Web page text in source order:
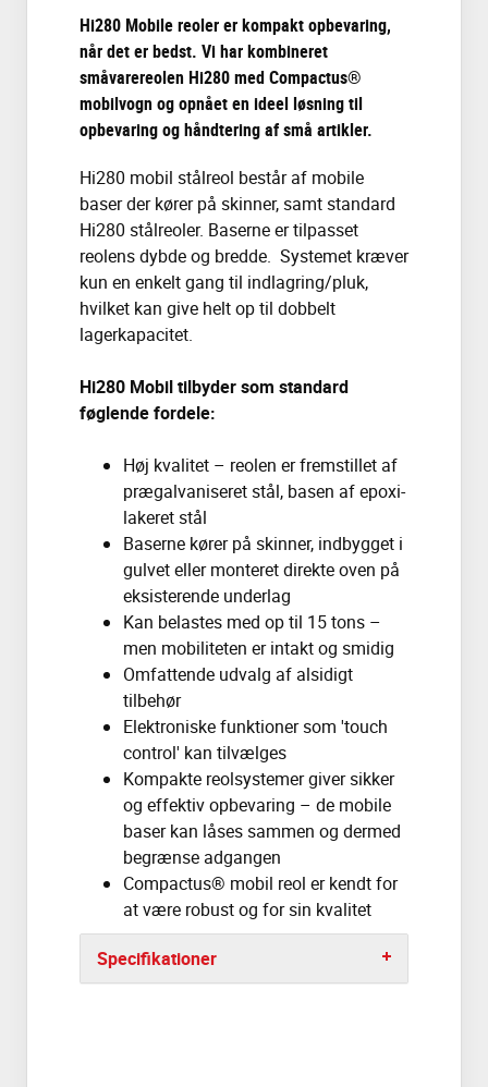
Hi280 Mobile reoler er kompakt opbevaring,
når det er bedst. Vi har kombineret
småvarereolen Hi280 med Compactus®
mobilvogn og opnået en ideel løsning til
opbevaring og håndtering af små artikler.
Hi280 mobil stålreol består af mobile
baser der kører på skinner, samt standard
Hi280 stålreoler. Baserne er tilpasset
reolens dybde og bredde. Systemet kræver
kun en enkelt gang til indlagring/pluk,
hvilket kan give helt op til dobbelt
lagerkapacitet.
Hi280 Mobil tilbyder som standard
føglende fordele:
Høj kvalitet – reolen er fremstillet af
prægalvaniseret stål, basen af epoxi-
lakeret stål
Baserne kører på skinner, indbygget i
gulvet eller monteret direkte oven på
eksisterende underlag
Kan belastes med op til 15 tons –
men mobiliteten er intakt og smidig
Omfattende udvalg af alsidigt
tilbehør
Elektroniske funktioner som 'touch
control' kan tilvælges
Kompakte reolsystemer giver sikker
og effektiv opbevaring – de mobile
baser kan låses sammen og dermed
begrænse adgangen
Compactus® mobil reol er kendt for
at være robust og for sin kvalitet
Specifikationer